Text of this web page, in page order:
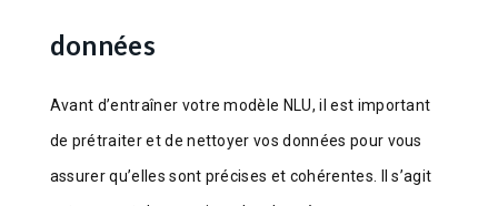
données
Avant d’entraîner votre modèle NLU, il est important
de prétraiter et de nettoyer vos données pour vous
assurer qu’elles sont précises et cohérentes. Il s’agit